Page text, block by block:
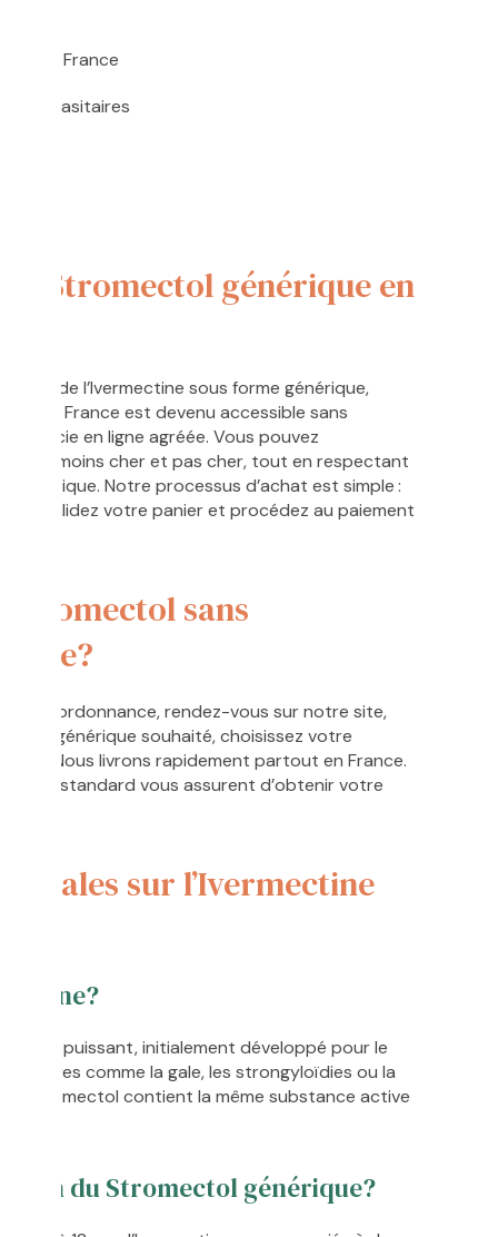
en France
Stromectol générique en
de l’Ivermectine sous forme générique,
en France est devenu accessible sans
en ligne agréée. Vous pouvez
prix moins cher et pas cher, tout en respectant
Notre processus d’achat est simple :
validez votre panier et procédez au paiement
sans
sans ordonnance, rendez-vous sur notre site,
générique souhaité, choisissez votre
Nous livrons rapidement partout en France.
et standard vous assurent d’obtenir votre
sur l’Ivermectine
puissant, initialement développé pour le
comme la gale, les strongyloïdies ou la
Stromectol contient la même substance active
du Stromectol générique?